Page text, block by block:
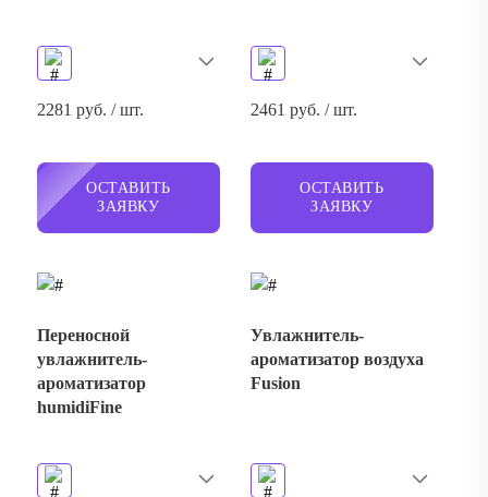
2281 руб. / шт.
ОСТАВИТЬ
ЗАЯВКУ
2461 руб. / шт.
ОСТАВИТЬ
ЗАЯВКУ
Переносной
увлажнитель-
ароматизатор
humidiFine
Увлажнитель-
ароматизатор воздуха
Fusion